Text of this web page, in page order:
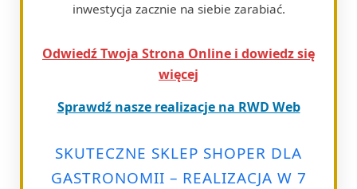
inwestycja zacznie na siebie zarabiać.
Odwiedź Twoja Strona Online i dowiedz się
więcej
Sprawdź nasze realizacje na RWD Web
SKUTECZNE SKLEP SHOPER DLA
GASTRONOMII – REALIZACJA W 7